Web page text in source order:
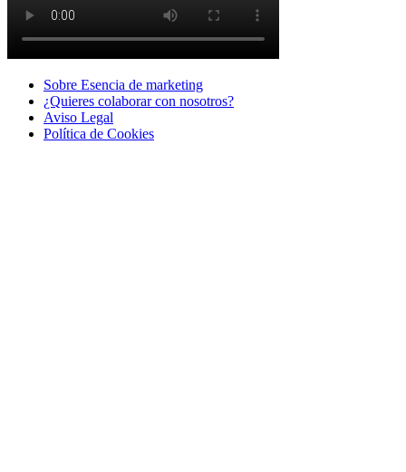
Sobre Esencia de marketing
¿Quieres colaborar con nosotros?
Aviso Legal
Polí­tica de Cookies